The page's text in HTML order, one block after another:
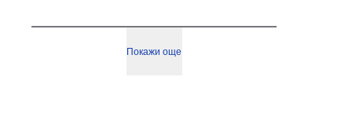
Покажи още